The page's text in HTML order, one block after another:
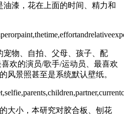
油漆，花在上面的时间、精力和
宠物、自拍、父母、孩子、配
欢的演员/歌手/运动员、最喜欢
风景照甚至是系统默认壁纸。
大小，本研究对胶合板、刨花